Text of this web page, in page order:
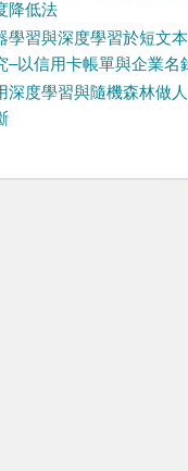
降低法
學習與深度學習於短文
–以信用卡帳單與企業名
深度學習與隨機森林做